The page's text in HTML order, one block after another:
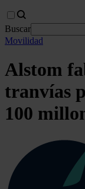
Buscar
Movilidad
Alstom
tranvías
100